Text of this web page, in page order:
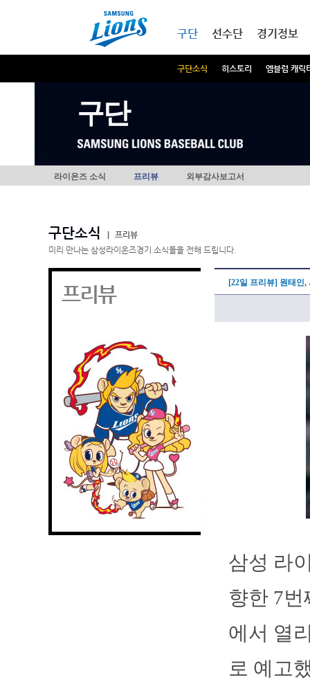
구단
구단소식 히스토리 엠블럼 캐릭
선수단 경기정보
구단
라이온즈 소식 프리뷰 외부감사보고서
구단소식
프리뷰
미리 만나는 삼성라이온즈경기 소식들을 전해 드립니다.
프리뷰 [22일 프리뷰] 원태인
삼성 라
향한 7
에서 열
로 예고